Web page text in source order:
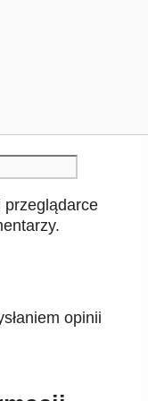
przeglądarce
opinii